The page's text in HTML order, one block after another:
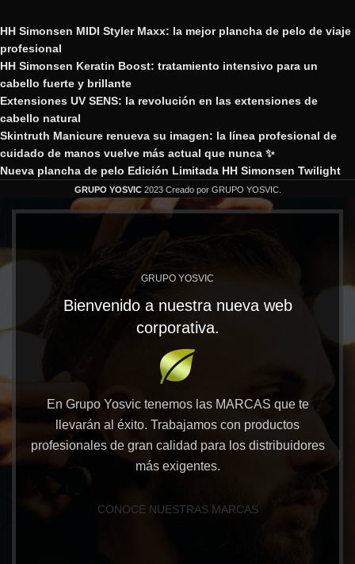
HH Simonsen MIDI Styler Maxx: la mejor plancha de pelo de viaje
profesional
HH Simonsen Keratin Boost: tratamiento intensivo para un
cabello fuerte y brillante
Extensiones UV SENS: la revolución en las extensiones de
cabello natural
Skintruth Manicure renueva su imagen: la línea profesional de
cuidado de manos vuelve más actual que nunca ✨
Nueva plancha de pelo Edición Limitada HH Simonsen Twilight
GRUPO YOSVIC 2023 Creado por GRUPO YOSVIC.
GRUPO YOSVIC
Bienvenido a nuestra nueva web
corporativa.
En Grupo Yosvic tenemos las MARCAS que te
llevarán al éxito. Trabajamos con productos
profesionales de gran calidad para los distribuidores
más exigentes.
CONOCE NUESTRAS MARCAS